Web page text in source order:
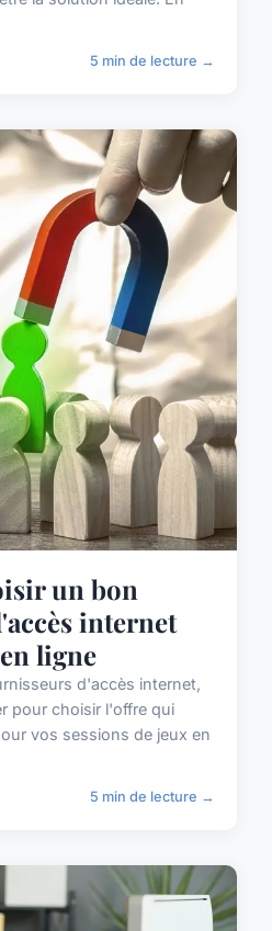
5 min de lecture →
un bon
internet
ligne
d'accès internet,
pour choisir l'offre qui
vos sessions de jeux en
5 min de lecture →